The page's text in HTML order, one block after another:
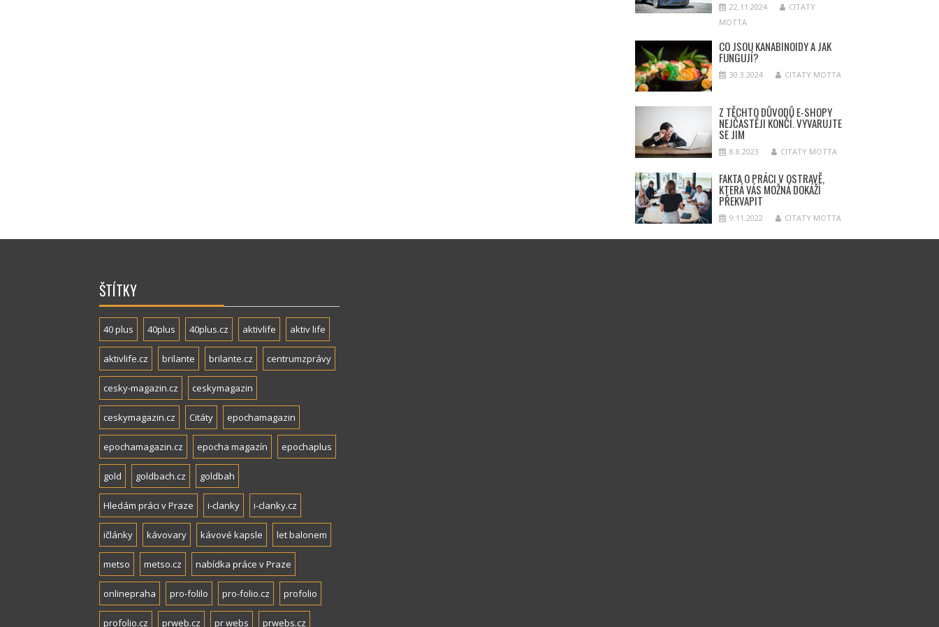
22.11.2024
CITATY
MOTTA
CO JSOU KANABINOIDY A JAK
FUNGUJÍ?
30.3.2024 CITATY MOTTA
Z TĚCHTO DŮVODŮ E-SHOPY
NEJČASTĚJI KONČÍ. VYVARUJTE
SE JIM
8.8.2023 CITATY MOTTA
FAKTA O PRÁCI V OSTRAVĚ,
KTERÁ VÁS MOŽNÁ DOKÁŽÍ
PŘEKVAPIT
9.11.2022 CITATY MOTTA
ŠTÍTKY
40 plus 40plus 40plus.cz aktivlife aktiv life
aktivlife.cz brilante brilante.cz centrumzprávy
cesky-magazin.cz ceskymagazin
ceskymagazin.cz Citáty epochamagazin
epochamagazin.cz epocha magazín epochaplus
gold goldbach.cz goldbah
Hledám práci v Praze i-clanky i-clanky.cz
ičlánky kávovary kávové kapsle let balonem
metso metso.cz nabídka práce v Praze
onlinepraha pro-folilo pro-folio.cz profolio
profolio.cz prweb.cz pr webs prwebs.cz